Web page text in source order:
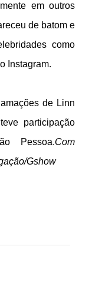
em outros
de batom e
como
Instagram.
de Linn
participação
Pessoa.Com
Gshow